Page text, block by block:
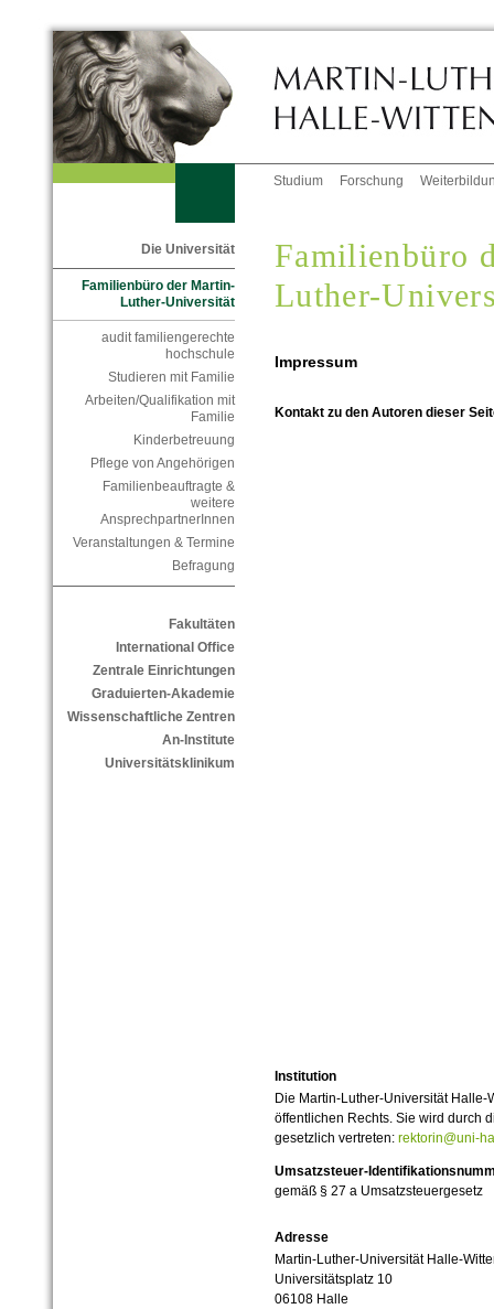
Studium Forschung
Die Universität
Familienbüro der Martin-
Luther-Universität
audit familiengerechte
hochschule
Studieren mit Familie
Arbeiten/Qualifikation mit
Familie
Kinderbetreuung
Pflege von Angehörigen
Familienbeauftragte &
weitere
AnsprechpartnerInnen
Veranstaltungen & Termine
Befragung
Fakultäten
International Office
Zentrale Einrichtungen
Graduierten-Akademie
Wissenschaftliche Zentren
An-Institute
Universitätsklinikum
Familienbüro
Luther-
Impressum
Kontakt zu den Autoren dieser
Institution
Die Martin-Luther-Universität
öffentlichen Rechts. Sie wird durch
gesetzlich vertreten: rektorin@uni-
Umsatzsteuer-
gemäß § 27 a Umsatzsteuergesetz
Adresse
Martin-Luther-Universität Halle-
Universitätsplatz 10
06108 Halle